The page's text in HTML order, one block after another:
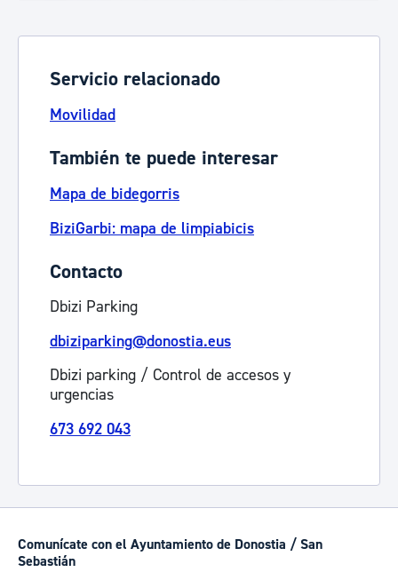
Servicio relacionado
Movilidad
También te puede interesar
Mapa de bidegorris
BiziGarbi: mapa de limpiabicis
Contacto
Dbizi Parking
dbiziparking@donostia.eus
Dbizi parking / Control de accesos y
urgencias
673 692 043
Comunícate con el Ayuntamiento de Donostia / San
Sebastián